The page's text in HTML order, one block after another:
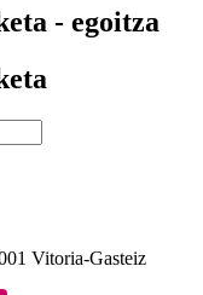
- egoitza
Vitoria-Gasteiz